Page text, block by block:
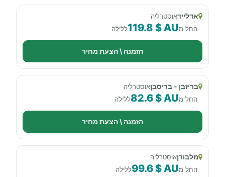
אדליידאוסטרליה
החל מ119.8 $ AUללילה
הזמנה \ הצעת מחיר
בריזבן - בריסבןאוסטרליה
החל מ82.6 $ AUללילה
הזמנה \ הצעת מחיר
מלבורןאוסטרליה
החל מ99.6 $ AUללילה